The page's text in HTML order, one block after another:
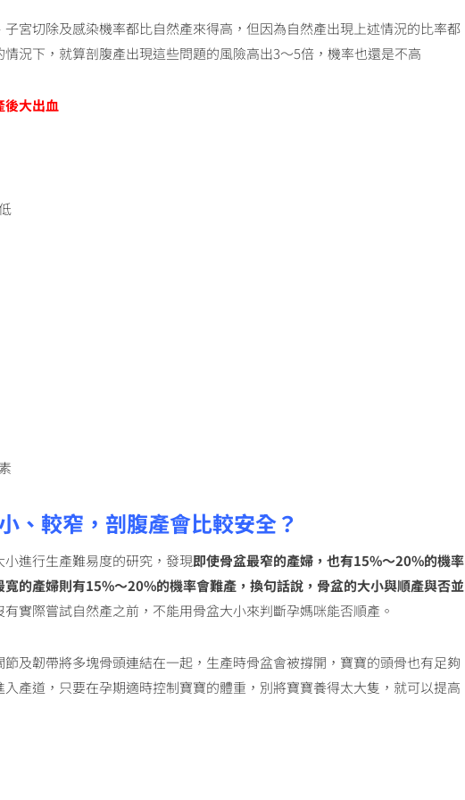
宮切除及感染機率都比自然產來得高，但因為自然產出現上述情況的比率都
況下，就算剖腹產出現這些問題的風險高出3～5倍，機率也還是不高
後大出血
、較窄，剖腹產會比較安全？
進行生產難易度的研究，發現即使骨盆最窄的產婦，也有15%～20%的機率
的產婦則有15%～20%的機率會難產，換句話說，骨盆的大小與順產與否並
有實際嘗試自然產之前，不能用骨盆大小來判斷孕媽咪能否順產。
及韌帶將多塊骨頭連結在一起，生產時骨盆會被撐開，寶寶的頭骨也有足夠
產道，只要在孕期適時控制寶寶的體重，別將寶寶養得太大隻，就可以提高